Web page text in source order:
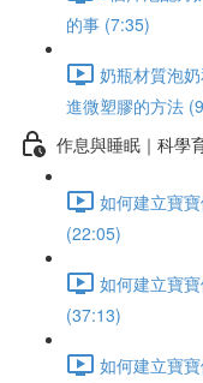
的事 (7:35)
奶瓶材質泡
進微塑膠的方法
作息與睡眠｜科學
如何建立寶
(22:05)
如何建立寶
(37:13)
如何建立寶